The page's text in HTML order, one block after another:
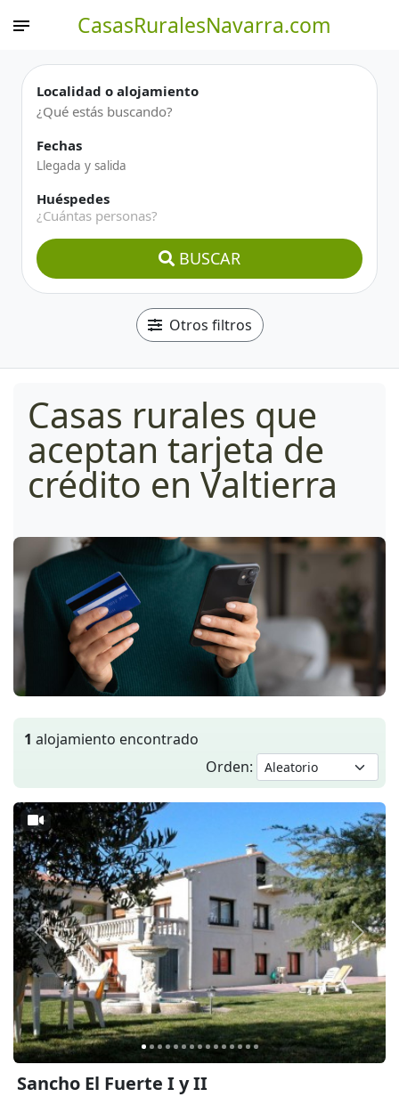
CasasRuralesNavarra.com
Localidad o alojamiento
Fechas
Huéspedes
¿Cuántas personas?
BUSCAR
Otros filtros
Casas rurales que
aceptan tarjeta de
crédito en Valtierra
1 alojamiento encontrado
Orden:
Anterior
Sancho El Fuerte I y II